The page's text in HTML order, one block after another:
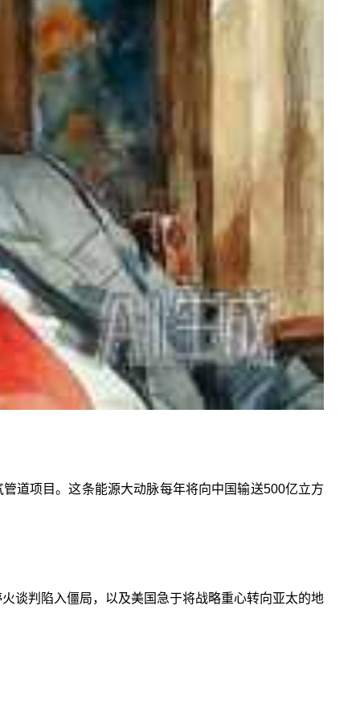
道项目。这条能源大动脉每年将向中国输送500亿立方
谈判陷入僵局，以及美国急于将战略重心转向亚太的地